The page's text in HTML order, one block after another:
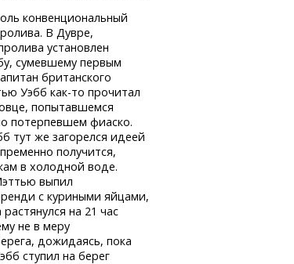
конвенциональный
В Дувре,
установлен
сумевшему первым
британского
Уэбб как-то прочитал
попытавшемся
потерпевшем фиаско.
тут же загорелся идеей
получится,
в холодной воде.
выпил
с куриными яйцами,
на 21 час
не в меру
дожидаясь, пока
ступил на берег